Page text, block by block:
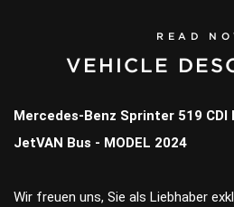
READ
VEHICLE
Mercedes-Benz Sprinter 519 CDI
JetVAN Bus - MODEL 2024
Wir freuen uns, Sie als Liebhaber